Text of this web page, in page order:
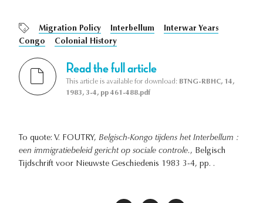
Migration Policy Interbellum
Interwar Years
Congo
Colonial History
Read the full article
This article is available for download: BTNG-RBHC, 14,
1983, 3-4, pp 461-488.pdf
To quote: V. FOUTRY, Belgisch-Kongo tijdens het Interbellum :
een immigratiebeleid gericht op sociale controle., Belgisch
Tijdschrift voor Nieuwste Geschiedenis 1983 3-4, pp. .